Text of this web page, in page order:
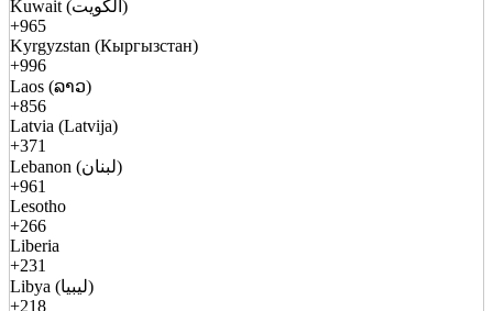
Kuwait (الكويت)
+965
Kyrgyzstan (Кыргызстан)
+996
Laos (ລາວ)
+856
Latvia (Latvija)
+371
Lebanon (لبنان)
+961
Lesotho
+266
Liberia
+231
Libya (ليبيا)
+218